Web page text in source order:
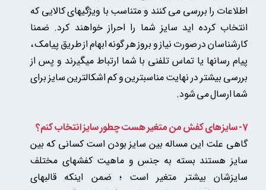
اطلاعات را بررسی می کنند و متناسب با ویژگیهای کالایی که
انتخاب کرده اید سایز شما را احراز خواهند کرد. ضمنا
کارشناسان در صورت نیاز و بروز هر گونه ابهام از طریق پیامک ،
پیام رسانها یا تماس تلفنی با شما ارتباط میگیرند و پس از
بررسی بیشتر در نهایت مناسبترین و کم اشکالترین سایز برای
شما ارسال می شود.
7- سایزهای کفش من متغیر هست چطور سایز انتخاب کنم؟
گاهی علت این مساله بین سایز بودن است کسانی که بین
سایز هستند بسته به جنس و ماهیت کفشهای مختلف
سایزشان بیشتر متغیر است ؛ ضمن اینکه قالبهای